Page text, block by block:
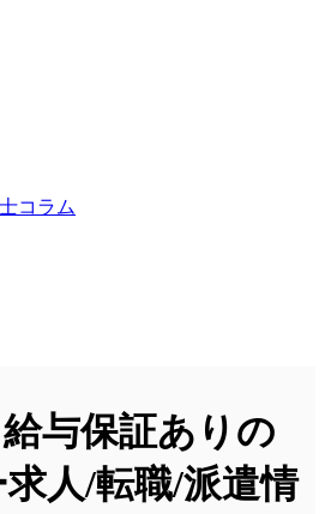
コラム
与保証ありの
求人/転職/派遣情